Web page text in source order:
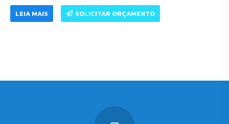
LEIA MAIS SOLICITAR ORÇAMENTO